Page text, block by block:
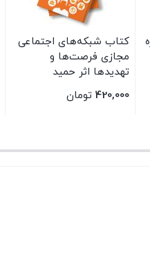
کتاب شبکه‌های اجتماعی
مجازی فرصت‌ها و
تهدیدها اثر حمید
ضیایی‌پرور انتشارات
سیمای شرق
420,000 تومان